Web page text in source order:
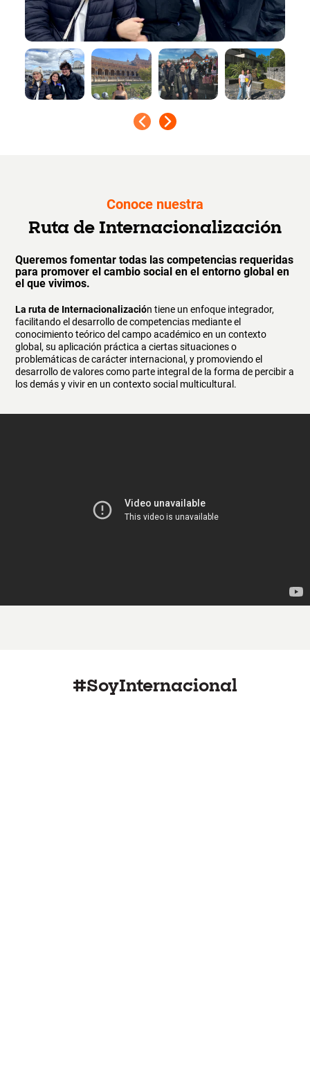
Conoce nuestra
Ruta de Internacionalización
Queremos fomentar todas las competencias requeridas
para promover el cambio social en el entorno global en
el que vivimos.
La ruta de Internacionalización tiene un enfoque integrador,
facilitando el desarrollo de competencias mediante el
conocimiento teórico del campo académico en un contexto
global, su aplicación práctica a ciertas situaciones o
problemáticas de carácter internacional, y promoviendo el
desarrollo de valores como parte integral de la forma de percibir a
los demás y vivir en un contexto social multicultural.
#SoyInternacional